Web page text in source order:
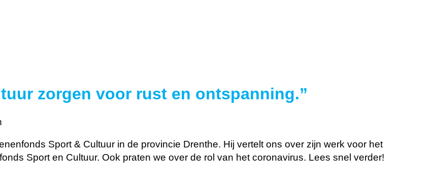
zorgen voor rust en ontspanning.”
Sport & Cultuur in de provincie Drenthe. Hij vertelt ons over zijn werk voor het
Sport en Cultuur. Ook praten we over de rol van het coronavirus. Lees snel verder!